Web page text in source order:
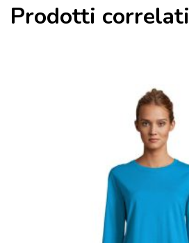
Prodotti correlati